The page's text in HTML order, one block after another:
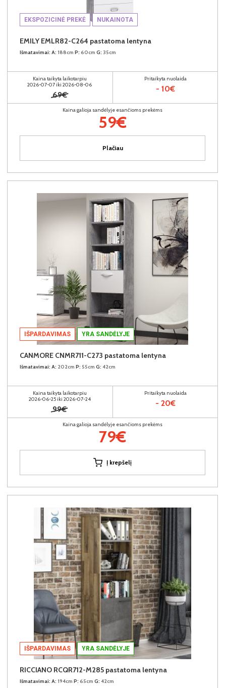
EKSPOZICINĖ PREKĖ NUKAINOTA
EMILY EMLR82-C264 pastatoma lentyna
Išmatavimai: A: 188cm P: 60cm G: 35cm
Kaina taikyta laikotarpiu
2026-07-07 iki 2026-08-06
69€
Pritaikyta nuolaida
- 10€
Kaina galioja sandėlyje esančioms prekėms
59€
Plačiau
IŠPARDAVIMAS YRA SANDĖLYJE
CANMORE CNMR711-C273 pastatoma lentyna
Išmatavimai: A: 202cm P: 55cm G: 42cm
Kaina taikyta laikotarpiu
2026-06-25 iki 2026-07-24
99€
Pritaikyta nuolaida
- 20€
Kaina galioja sandėlyje esančioms prekėms
79€
Į krepšelį
IŠPARDAVIMAS YRA SANDĖLYJE
RICCIANO RCQR712-M285 pastatoma lentyna
Išmatavimai: A: 194cm P: 65cm G: 42cm